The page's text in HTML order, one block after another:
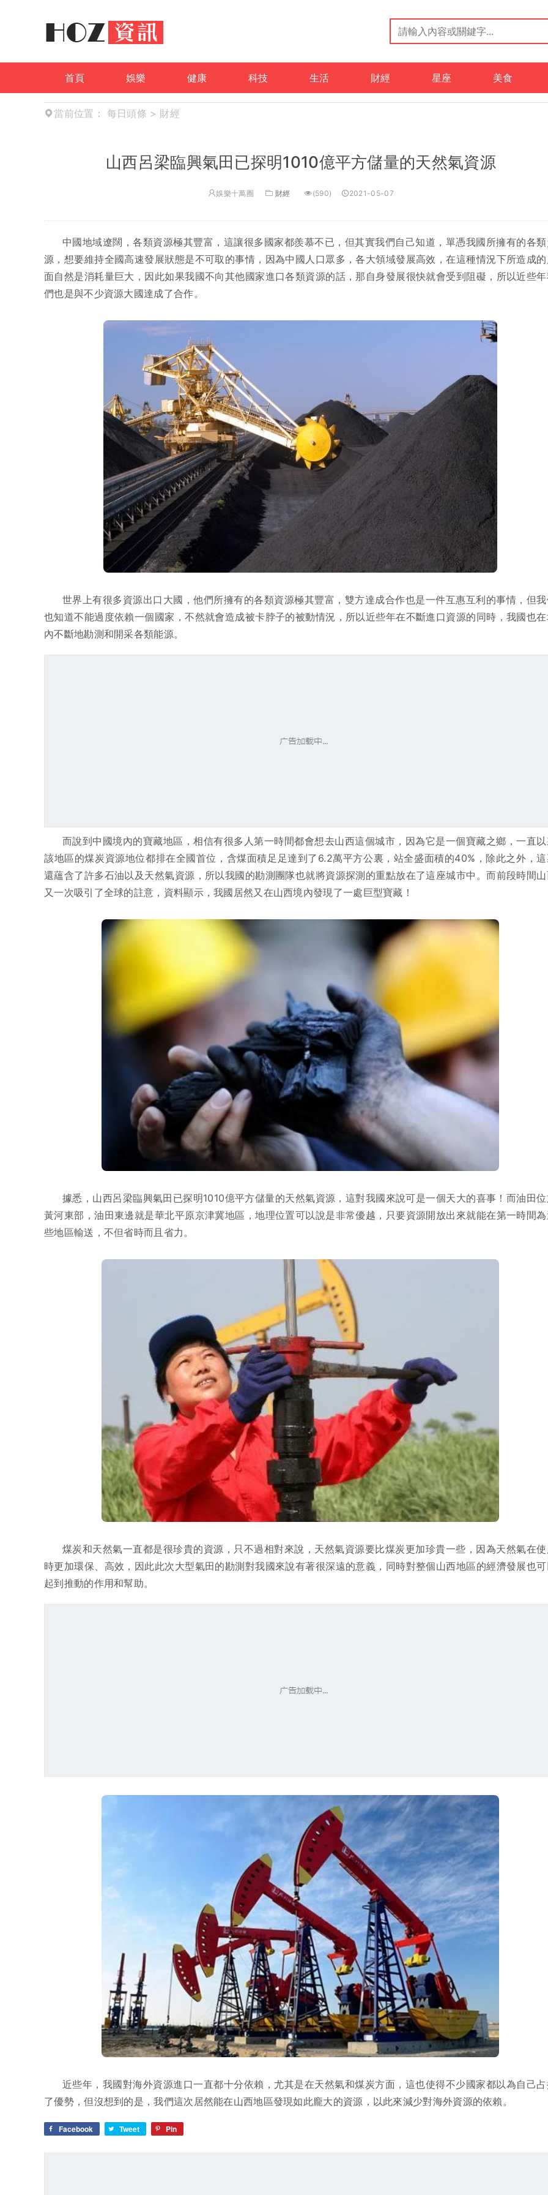
首頁 娛樂 健康 科技 生活 財經 星座 美食
當前位置： 每日頭條 > 財經
山西呂梁臨興氣田已探明1010億平方儲量的天然氣資源
娛樂十萬圈 財經 (590) 2021-05-07
中國地域遼闊，各類資源極其豐富，這讓很多國家都羨慕不已，但其實我們自己知道，單憑我國所擁有的各
源，想要維持全國高速發展狀態是不可取的事情，因為中國人口眾多，各大領域發展高效，在這種情況下所造成
面自然是消耗量巨大，因此如果我國不向其他國家進口各類資源的話，那自身發展很快就會受到阻礙，所以近些
們也是與不少資源大國達成了合作。
世界上有很多資源出口大國，他們所擁有的各類資源極其豐富，雙方達成合作也是一件互惠互利的事情，但
也知道不能過度依賴一個國家，不然就會造成被卡脖子的被動情況，所以近些年在不斷進口資源的同時，我國也
內不斷地勘測和開采各類能源。
而說到中國境內的寶藏地區，相信有很多人第一時間都會想去山西這個城市，因為它是一個寶藏之鄉，一直
該地區的煤炭資源地位都排在全國首位，含煤面積足足達到了6.2萬平方公裏，站全盛面積的40%，除此之外，
還蘊含了許多石油以及天然氣資源，所以我國的勘測團隊也就將資源探測的重點放在了這座城市中。而前段時間
又一次吸引了全球的註意，資料顯示，我國居然又在山西境內發現了一處巨型寶藏！
據悉，山西呂梁臨興氣田已探明1010億平方儲量的天然氣資源，這對我國來說可是一個天大的喜事！而油田
黃河東部，油田東邊就是華北平原京津冀地區，地理位置可以說是非常優越，只要資源開放出來就能在第一時間
些地區輸送，不但省時而且省力。
煤炭和天然氣一直都是很珍貴的資源，只不過相對來說，天然氣資源要比煤炭更加珍貴一些，因為天然氣在
時更加環保、高效，因此此次大型氣田的勘測對我國來說有著很深遠的意義，同時對整個山西地區的經濟發展也
起到推動的作用和幫助。
近些年，我國對海外資源進口一直都十分依賴，尤其是在天然氣和煤炭方面，這也使得不少國家都以為自己
了優勢，但沒想到的是，我們這次居然能在山西地區發現如此龐大的資源，以此來減少對海外資源的依賴。
Facebook Tweet Pin